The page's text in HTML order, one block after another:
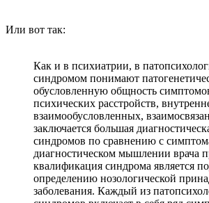
Или вот так:
Как и в психиатрии, в
синдромом понимают
обусловленную общность
психических расстройств,
взаимообусловленных,
заключается большая
синдромов по сравнению с
диагностическом мышлении врача
квалификация синдрома является
определению нозологической
заболевания. Каждый из